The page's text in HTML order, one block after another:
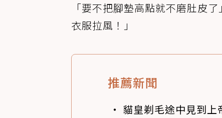
「要不把腳墊高點就不磨肚皮
衣服拉風！」
推薦新聞
貓皇剃毛途中見到